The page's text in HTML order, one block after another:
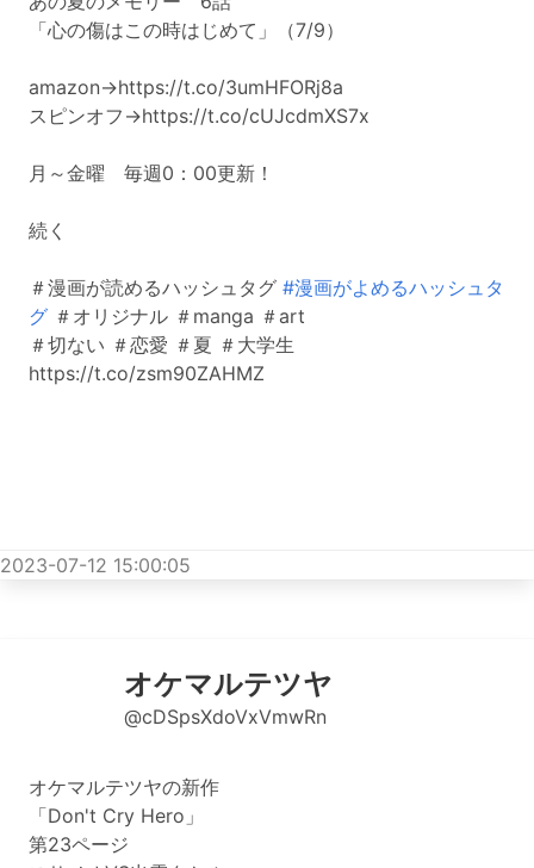
「心の傷はこの時はじめて」（7/9）
amazon→https://t.co/3umHFORj8a
スピンオフ→https://t.co/cUJcdmXS7x
月～金曜 毎週0：00更新！
続く
＃漫画が読めるハッシュタグ #漫画がよめるハッシュタ
グ ＃オリジナル ＃manga ＃art
＃切ない ＃恋愛 ＃夏 ＃大学生
https://t.co/zsm90ZAHMZ
2023-07-12 15:00:05
オケマルテツヤ
@cDSpsXdoVxVmwRn
オケマルテツヤの新作
「Don't Cry Hero」
第23ページ